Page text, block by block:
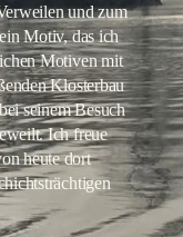
und zum
Motiv, das ich
Motiven mit
Klosterbau
seinem Besuch
Ich freue
heute dort